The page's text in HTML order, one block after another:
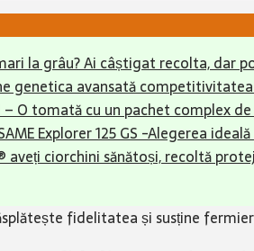
la grâu? Ai câștigat recolta, dar
genetica avansată
– O tomată cu un pachet complex
Explorer 125 GS -Alegerea
aveți ciorchini sănătoși, recoltă
fidelitatea și susține